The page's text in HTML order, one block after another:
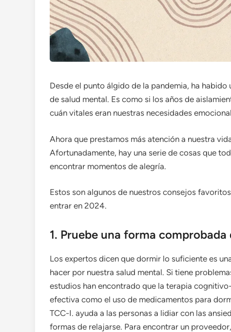
Desde el punto álgido de la pandemia, ha
de salud mental. Es como si los años de
cuán vitales eran nuestras necesidades
Ahora que prestamos más atención a nuestra
Afortunadamente, hay una serie de cosas que
encontrar momentos de alegría.
Estos son algunos de nuestros consejos
entrar en 2024.
1. Pruebe una forma
Los expertos dicen que dormir lo suficiente es
hacer por nuestra salud mental. Si tiene
estudios han encontrado que la terapia
efectiva como el uso de medicamentos para
TCC-I. ayuda a las personas a lidiar con las
formas de relajarse. Para encontrar un